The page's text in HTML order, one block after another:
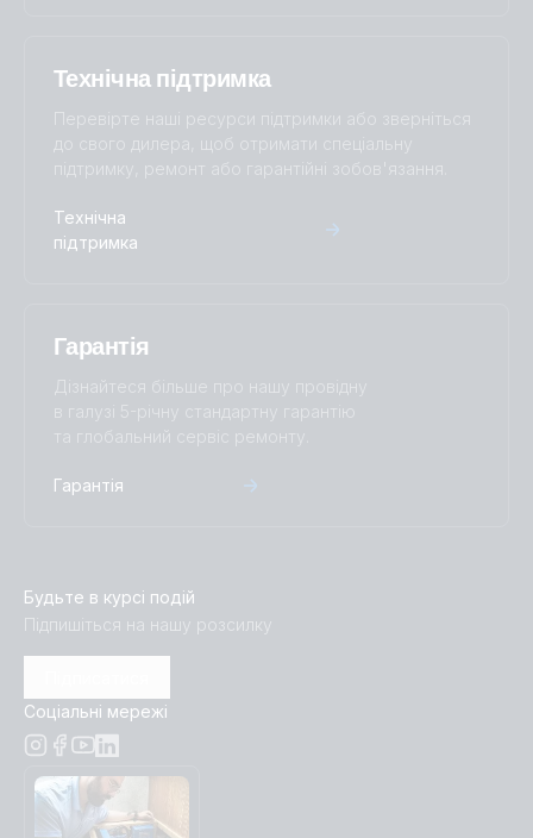
Технічна підтримка
Перевірте наші ресурси підтримки або зверніться
до свого дилера, щоб отримати спеціальну
підтримку, ремонт або гарантійні зобов'язання.
Технічна
підтримка
Гарантія
Дізнайтеся більше про нашу провідну
в галузі 5-річну стандартну гарантію
та глобальний сервіс ремонту.
Гарантія
Будьте в курсі подій
Підпишіться на нашу розсилку
Соціальні мережі